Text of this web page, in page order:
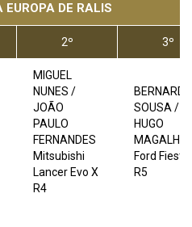
EUROPA DE RALIS
2º 3º
MIGUEL
NUNES /
JOÃO
PAULO
FERNANDES
Mitsubishi
Lancer Evo X
R4
BERNARDO
SOUSA /
HUGO
Ford Fiesta
R5